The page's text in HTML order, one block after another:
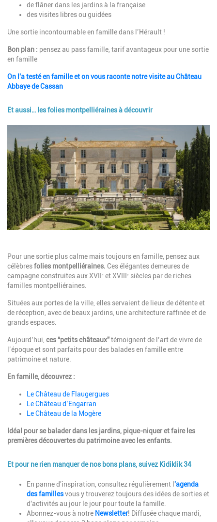
de flâner dans les jardins à la française
des visites libres ou guidées
Une sortie incontournable en famille dans l’Hérault !
Bon plan : pensez au pass famille, tarif avantageux pour une sortie
en famille
On l'a testé en famille et on vous raconte notre visite au Château
Abbaye de Cassan
Et aussi… les folies montpelliéraines à découvrir
Description
Pour une sortie plus calme mais toujours en famille, pensez aux
célèbresfolies montpelliéraines. Ces élégantes demeures de
campagne construites aux XVIIᵉ et XVIIIᵉ siècles par de riches
familles montpelliéraines.
Situées aux portes de la ville, elles servaient de lieux de détente et
de réception, avec de beaux jardins, une architecture raffinée et de
grands espaces.
Aujourd’hui, ces “petits châteaux”témoignent de l’art de vivre de
l’époque et sont parfaits pour des balades en famille entre
patrimoine et nature.
En famille, découvrez :
Le Château de Flaugergues
Le Château d’Engarran
Le Château de la Mogère
Idéal pour se balader dans les jardins, pique-niquer et faire les
premières découvertes du patrimoine avec les enfants.
Et pour ne rien manquer de nos bons plans, suivez Kidiklik 34
DescriptionEn panne d'inspiration, consultez régulièrement l 'agenda
des famillesvous y trouverez toujours des idées de sorties et
d'activités au jour le jour pour toute la famille.
Abonnez-vous à notre Newsletter! Diffusée chaque mardi,